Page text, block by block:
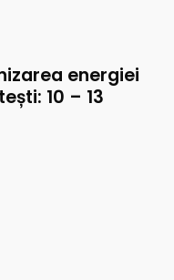
energiei
10 – 13